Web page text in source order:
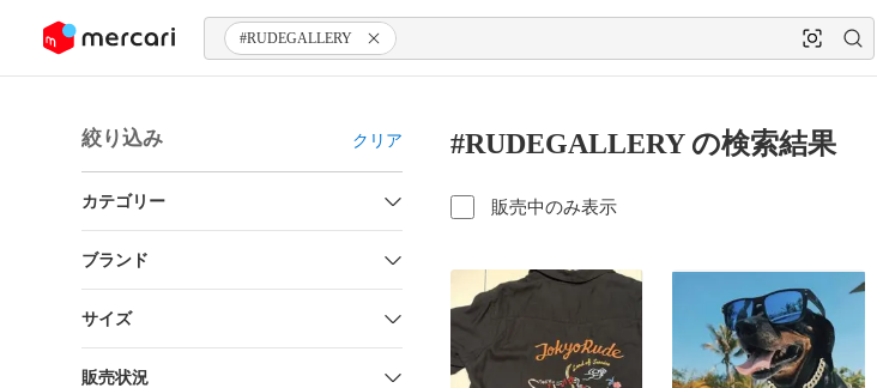
ツにスキップ #RUDEGALLERY
絞り込み クリア
カテゴリー
ブランド
サイズ
販売状況
#RUDEGALLERY の検索結果
販売中のみ表示